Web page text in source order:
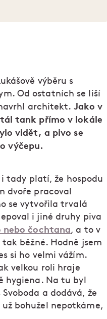
výběru s
Od ostatních se liší
architekt. Jako v
tank přímo v lokále
vidět, a pivo se
výčepu.
tady platí, že hospodu
dvoře pracoval
se vytvořila trvalá
i jiné druhy piva
čochtana, a to v
běžné. Hodně jsem
si ho velmi vážím.
velkou roli hraje
hygiena. Na tu byl
a dodává, že
už bohužel nepotkáme,